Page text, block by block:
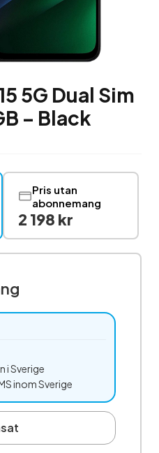
5G Dual Sim
– Black
Pris utan
abonnemang
2 198 kr
i Sverige
inom Sverige